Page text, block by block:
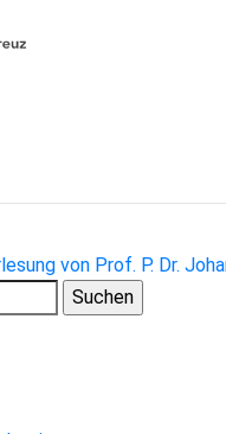
von Prof. P. Dr.